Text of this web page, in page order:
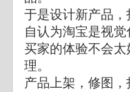
于是设计新产品
自认为淘宝是视
买家的体验不会
理。
产品上架，修图